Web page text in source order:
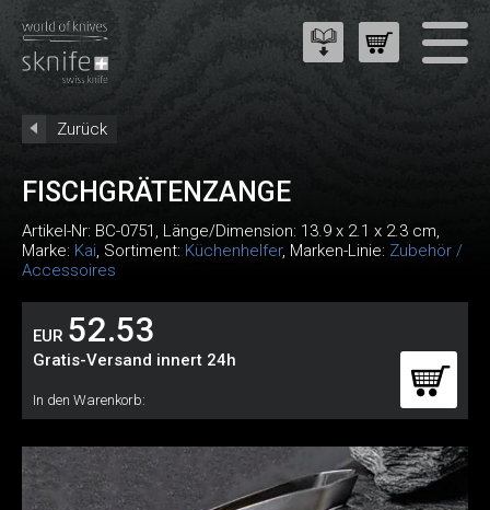
Zurück
FISCHGRÄTENZANGE
Artikel-Nr: BC-0751 , Länge/Dimension: 13.9 x 2.1 x 2.3 cm,
Marke: Kai, Sortiment: Küchenhelfer, Marken-Linie: Zubehör /
Accessoires
EUR 52.53
Gratis-Versand innert 24h
In den Warenkorb: